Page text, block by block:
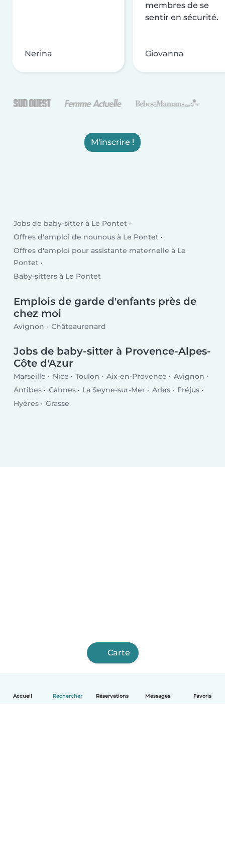
Accueil Rechercher Réservations Messages Favoris
Nerina
membres de se
sentir en sécurité.
Giovanna
M'inscrire !
Jobs de baby-sitter à Le Pontet
Offres d'emploi de nounous à Le Pontet
Offres d'emploi pour assistante maternelle à Le
Pontet
Baby-sitters à Le Pontet
Emplois de garde d'enfants près de
chez moi
Avignon Châteaurenard
Jobs de baby-sitter à Provence-Alpes-
Côte d'Azur
Marseille Nice Toulon Aix-en-Provence
Avignon
Antibes
Cannes La Seyne-sur-Mer Arles
Fréjus
Hyères
Grasse
Carte